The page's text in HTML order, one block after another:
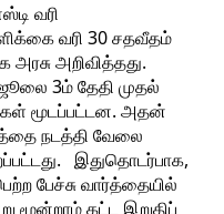
வரி
வரி 30 சதவீதம்
அரசு அறிவித்தது.
ஜூலை 3ம் தேதி முதல்
மூடப்பட்டன. அதன்
நடத்தி வேலை
இதுதொடர்பாக,
பேச்சு வார்த்தையில்
மூன்றாம் கட்ட இறுதிப்